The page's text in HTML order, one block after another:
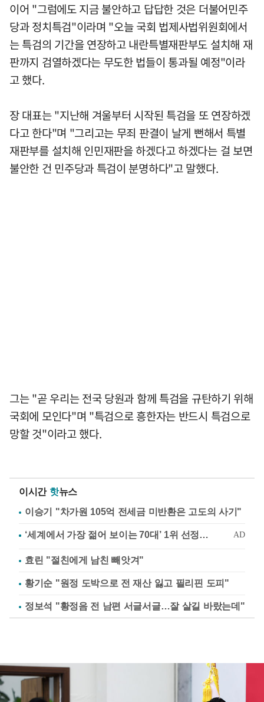
이어 "그럼에도 지금 불안하고 답답한 것은 더불어민주
당과 정치특검"이라며 "오늘 국회 법제사법위원회에서
는 특검의 기간을 연장하고 내란특별재판부도 설치해 재
판까지 검열하겠다는 무도한 법들이 통과될 예정"이라
고 했다.
장 대표는 "지난해 겨울부터 시작된 특검을 또 연장하겠
다고 한다"며 "그리고는 무죄 판결이 날게 뻔해서 특별
재판부를 설치해 인민재판을 하겠다고 하겠다는 걸 보면
불안한 건 민주당과 특검이 분명하다"고 말했다.
그는 "곧 우리는 전국 당원과 함께 특검을 규탄하기 위해
국회에 모인다"며 "특검으로 흥한자는 반드시 특검으로
망할 것"이라고 했다.
이시간 핫뉴스
이승기 "차가원 105억 전세금 미반환은 고도의 사기"
효린 "절친에게 남친 빼앗겨"
황기순 "원정 도박으로 전 재산 잃고 필리핀 도피"
정보석 "황정음 전 남편 서글서글…잘 살길 바랐는데"